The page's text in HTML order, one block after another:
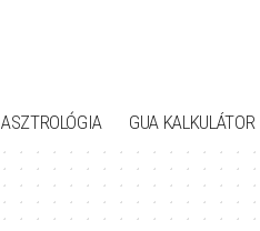
ASZTROLÓGIA GUA KALKULÁTOR